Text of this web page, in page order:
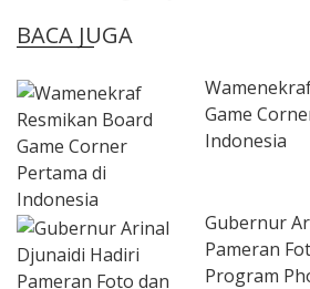
BACA JUGA
Game
Indonesia
Gubernur
Pameran
Program